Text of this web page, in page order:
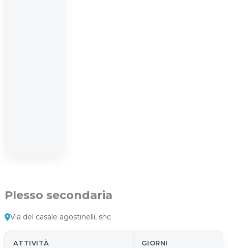
Plesso secondaria
Via del casale agostinelli, snc
ATTIVITÀ GIORNI